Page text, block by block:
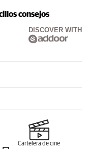
consejos
DISCOVER WITH
Cartelera de cine